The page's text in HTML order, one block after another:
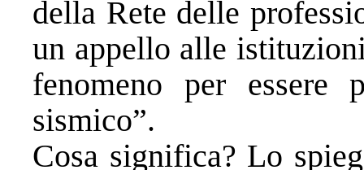
della Rete delle
un appello alle
fenomeno per
sismico”.
Cosa significa? Lo